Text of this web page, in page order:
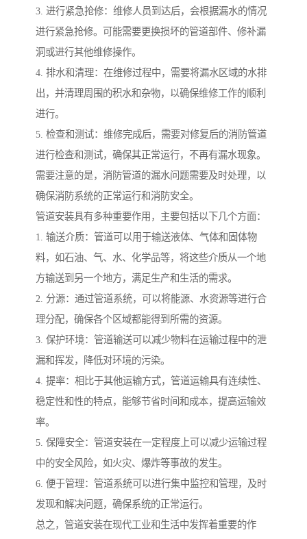
3. 进行紧急抢修：维修人员到达后，会根据漏水的情况
进行紧急抢修。可能需要更换损坏的管道部件、修补漏
洞或进行其他维修操作。
4. 排水和清理：在维修过程中，需要将漏水区域的水排
出，并清理周围的积水和杂物，以确保维修工作的顺利
进行。
5. 检查和测试：维修完成后，需要对修复后的消防管道
进行检查和测试，确保其正常运行，不再有漏水现象。
需要注意的是，消防管道的漏水问题需要及时处理，以
确保消防系统的正常运行和消防安全。
管道安装具有多种重要作用，主要包括以下几个方面：
1. 输送介质：管道可以用于输送液体、气体和固体物
料，如石油、气、水、化学品等，将这些介质从一个地
方输送到另一个地方，满足生产和生活的需求。
2. 分源：通过管道系统，可以将能源、水资源等进行合
理分配，确保各个区域都能得到所需的资源。
3. 保护环境：管道输送可以减少物料在运输过程中的泄
漏和挥发，降低对环境的污染。
4. 提率：相比于其他运输方式，管道运输具有连续性、
稳定性和性的特点，能够节省时间和成本，提高运输效
率。
5. 保障安全：管道安装在一定程度上可以减少运输过程
中的安全风险，如火灾、爆炸等事故的发生。
6. 便于管理：管道系统可以进行集中监控和管理，及时
发现和解决问题，确保系统的正常运行。
总之，管道安装在现代工业和生活中发挥着重要的作